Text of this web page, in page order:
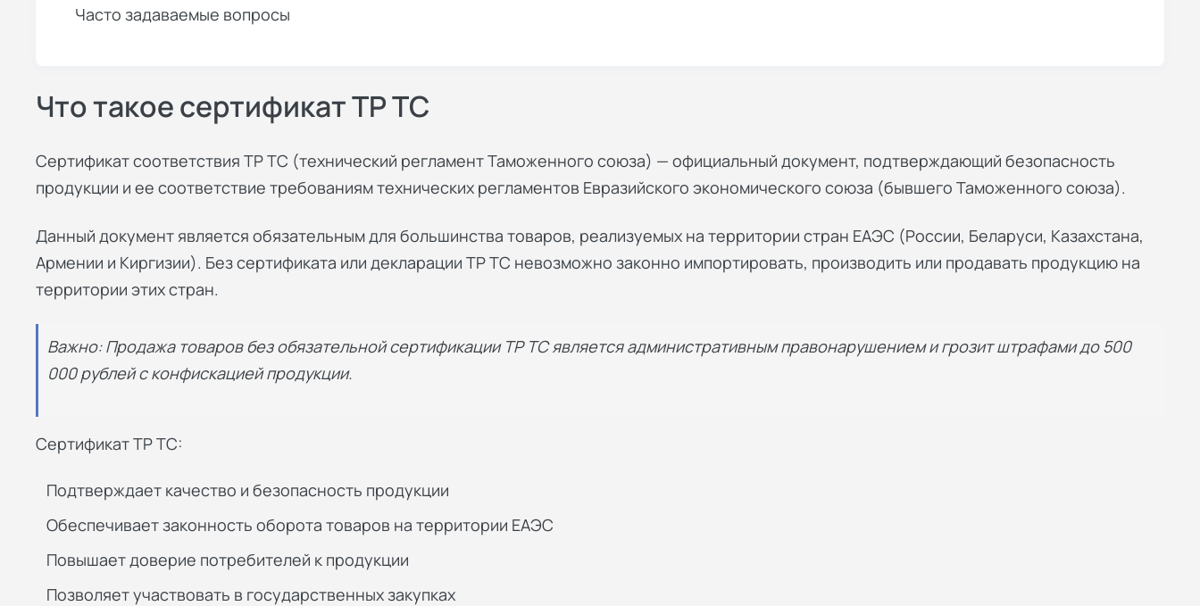
Часто задаваемые вопросы
Что такое сертификат ТР ТС
Сертификат соответствия ТР ТС (технический регламент Таможенного союза) — официальный документ, подтверждающий безопасность
продукции и ее соответствие требованиям технических регламентов Евразийского экономического союза (бывшего Таможенного союза).
Данный документ является обязательным для большинства товаров, реализуемых на территории стран ЕАЭС (России, Беларуси, Казахстана,
Армении и Киргизии). Без сертификата или декларации ТР ТС невозможно законно импортировать, производить или продавать продукцию на
территории этих стран.
Важно: Продажа товаров без обязательной сертификации ТР ТС является административным правонарушением и грозит штрафами до 500
000 рублей с конфискацией продукции.
Сертификат ТР ТС:
Подтверждает качество и безопасность продукции
Обеспечивает законность оборота товаров на территории ЕАЭС
Повышает доверие потребителей к продукции
Позволяет участвовать в государственных закупках